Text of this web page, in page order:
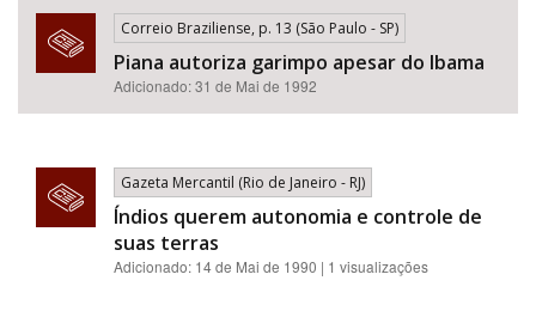
Correio Braziliense, p. 13 (São Paulo - SP)
Piana autoriza garimpo apesar do Ibama
Adicionado: 31 de Mai de 1992
Gazeta Mercantil (Rio de Janeiro - RJ)
Índios querem autonomia e controle de
suas terras
Adicionado: 14 de Mai de 1990 | 1 visualizações